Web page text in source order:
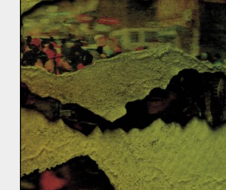
sont faibles et pas toujours
graves scandales comme l’affaire
l’entreprise Sanlu en 2007.
La crise de la dette dans laquelle la
embourbée depuis 2008 explique
hausse des investissements issus
par 16 entre 2005 et 2012. Les
ont besoin des liquidités des fonds